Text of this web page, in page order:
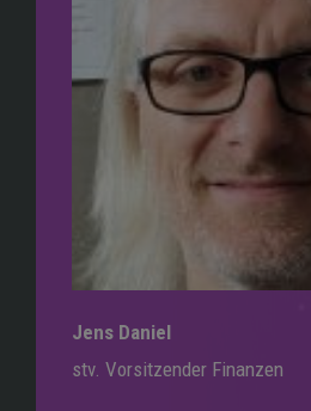
Jens Daniel
stv. Vorsitzender Finanzen